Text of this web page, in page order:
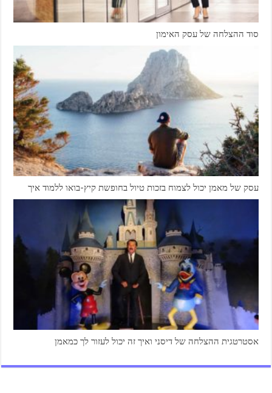
סוד ההצלחה של עסק האימון
עסק של מאמן יכול לצמוח בזכות טיול בחופשת קיץ-בואו ללמוד איך
אסטרטגית ההצלחה של דיסני ואיך זה יכול לעזור לך כמאמן